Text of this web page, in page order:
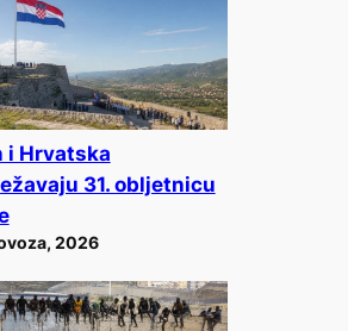
i Hrvatska
31. obljetnicu
2026